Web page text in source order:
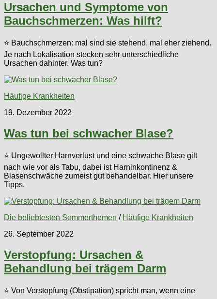
Ursachen und Symptome von
Bauchschmerzen: Was hilft?
⭐ Bauchschmerzen: mal sind sie stehend, mal eher ziehend.
Je nach Lokalisation stecken sehr unterschiedliche
Ursachen dahinter. Was tun?
Häufige Krankheiten
19. Dezember 2022
Was tun bei schwacher Blase?
⭐ Ungewollter Harnverlust und eine schwache Blase gilt
nach wie vor als Tabu, dabei ist Harninkontinenz &
Blasenschwäche zumeist gut behandelbar. Hier unsere
Tipps.
Die beliebtesten Sommerthemen / Häufige Krankheiten
26. September 2022
Verstopfung: Ursachen &
Behandlung bei trägem Darm
⭐ Von Verstopfung (Obstipation) spricht man, wenn eine